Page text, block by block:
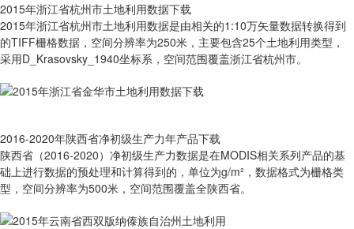
2015年浙江省杭州市土地利用数据下载
2015年浙江省杭州市土地利用数据是由相关的1:10万矢量数据转换得到
的TIFF栅格数据，空间分辨率为250米，主要包含25个土地利用类型，
采用D_Krasovsky_1940坐标系，空间范围覆盖浙江省杭州市。
2016-2020年陕西省净初级生产力年产品下载
陕西省（2016-2020）净初级生产力数据是在MODIS相关系列产品的基
础上进行数据的预处理和计算得到的，单位为g/m²，数据格式为栅格类
型，空间分辨率为500米，空间范围覆盖全陕西省。